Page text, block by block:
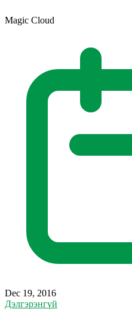
Magic Cloud
Dec 19, 2016
Дэлгэрэнгүй